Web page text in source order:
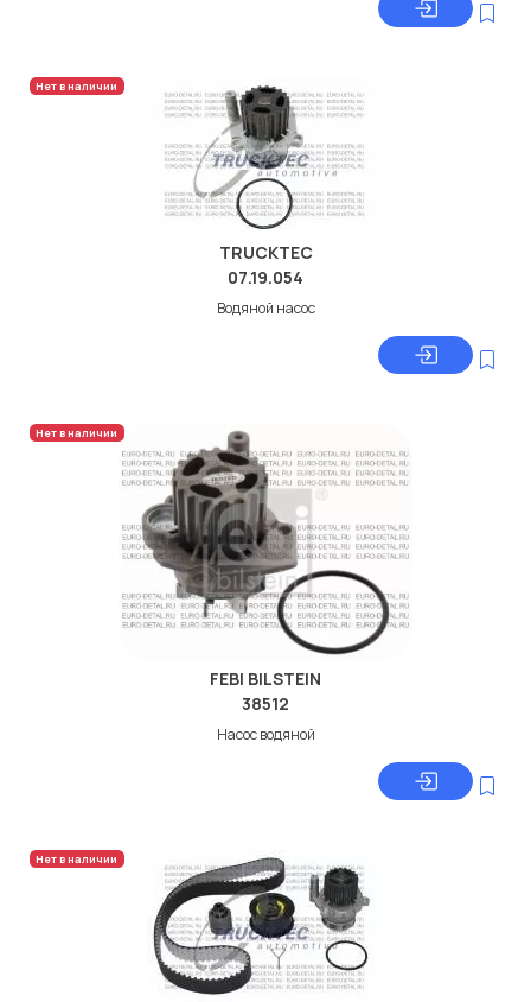
Нет в наличии
TRUCKTEC
07.19.054
Водяной насос
Нет в наличии
FEBI BILSTEIN
38512
Насос водяной
Нет в наличии